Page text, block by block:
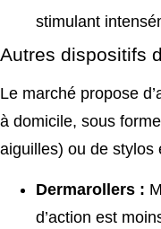
stimulant
Autres dispositifs
Le marché propose
à domicile, sous
aiguilles) ou de stylos
Dermarollers :
d’action est